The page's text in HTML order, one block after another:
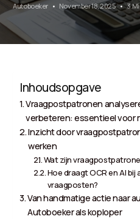
Autoboeker November 18, 2025 3
Inhoudsopgave
Vraagpostpatronen
verbeteren: essentieel voor
Inzicht door
werken
Wat zijn
Hoe draagt OCR en AI bij
vraagposten?
Van handmatige actie naar
Autoboeker als koploper